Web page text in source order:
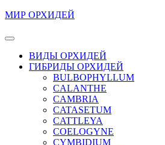
Перейти
содержимому
содержимому
МИР ОРХИДЕЙ
Кнопка
ОткрытьВИДЫ ОРХИДЕЙ
ГИБРИДЫ ОРХИДЕЙ
BULBOPHYLLUM
CALANTHE
CAMBRIA
CATASETUM
CATTLEYA
COELOGYNE
CYMBIDIUM